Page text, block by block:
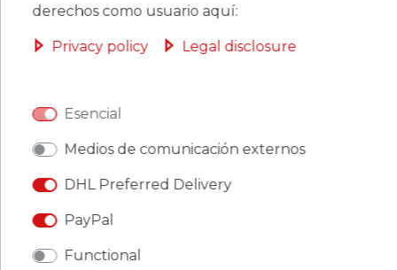
CERES::TEMPLATE.SINGLEITEMWISHLIST
Ceres::Template.singleItemFootnote1 Ceres::Template.singleItemInclVAT
Ceres::Template.singleItemExclusive
derechos como usuario aquí:
Privacy policy Legal disclosure
Esencial
Medios de comunicación externos
DHL Preferred Delivery
PayPal
Functional